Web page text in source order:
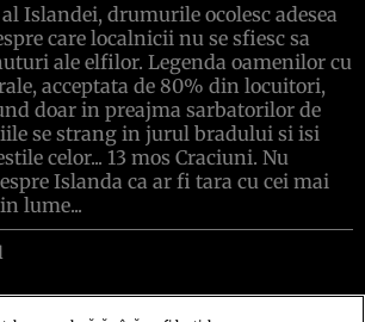
Islandei, drumurile ocolesc adesea
care localnicii nu se sfiesc sa
ale elfilor. Legenda oamenilor cu
acceptata de 80% din locuitori,
doar in preajma sarbatorilor de
se strang in jurul bradului si isi
celor... 13 mos Craciuni. Nu
Islanda ca ar fi tara cu cei mai
lume...